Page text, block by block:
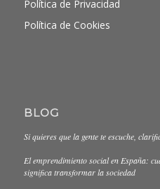
Política de Privacidad
Política de Cookies
BLOG
Si quieres que la gente te escuche,
El emprendimiento social en España:
significa transformar la sociedad